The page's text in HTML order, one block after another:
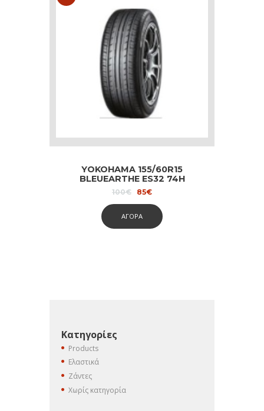
YOKOHAMA 155/60R15
BLEUEARTHE ES32 74H
100€
Original
100€.
85€Current
is:
85€.
ΑΓΟΡΑ
Κατηγορίες
Products
Ελαστικά
Ζάντες
Χωρίς κατηγορία